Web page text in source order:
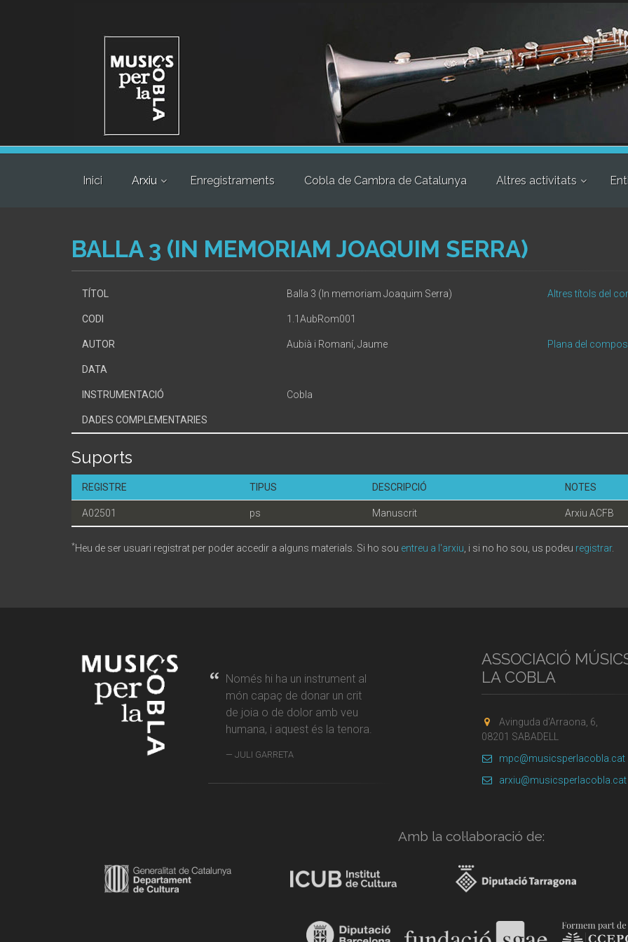
Inici Arxiu Enregistraments Cobla de Cambra de Catalunya Altres activitats
BALLA 3 (IN MEMORIAM JOAQUIM SERRA)
TÍTOL Balla 3 (In memoriam Joaquim Serra) Altres títols del
CODI 1.1AubRom001
AUTOR Aubià i Romaní, Jaume Plana del
DATA
INSTRUMENTACIÓ Cobla
DADES COMPLEMENTARIES
Suports
REGISTRE TIPUS DESCRIPCIÓ NOTES
A02501 ps Manuscrit Arxiu ACFB
*Heu de ser usuari registrat per poder accedir a alguns materials. Si ho sou entreu a l'arxiu , i si no ho sou, us podeu registrar.
Només hi ha un instrument al
món capaç de donar un crit
de joia o de dolor amb veu
humana, i aquest és la tenora.
JULI GARRETA
ASSOCIACIÓ
LA COBLA
Avinguda d'Arraona, 6,
08201 SABADELL
mpc@musicsperlacobla.cat
arxiu@musicsperlacobla.cat
Amb la col·laboració de: